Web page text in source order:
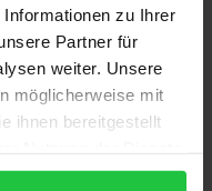
zu Ihrer
Partner für
weiter. Unsere
möglicherweise mit
ihnen bereitgestellt
und